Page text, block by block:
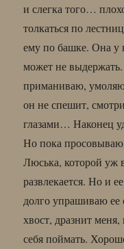
и слегка того…
толкаться по
ему по башке. Она у
может не
приманиваю,
он не спешит,
глазами… Наконец
Но пока просовываю
Люська, которой уж
развлекается. Но и
долго упрашиваю ее
хвост, дразнит
себя поймать.